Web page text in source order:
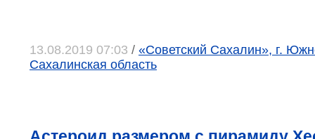
13.08.2019 07:03 / «Советский Сахалин», г.
Сахалинская область